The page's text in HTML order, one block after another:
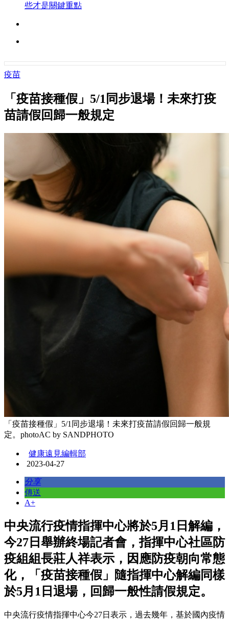
些才是關鍵重點
疫苗
「疫苗接種假」5/1同步退場！未來打疫
苗請假回歸一般規定
「疫苗接種假」5/1同步退場！未來打疫苗請假回歸一般規
定。photoAC by SANDPHOTO
健康遠見編輯部
2023-04-27
分享
傳送
A+
中央流行疫情指揮中心將於5月1日解編，
今27日舉辦終場記者會，指揮中心社區防
疫組組長莊人祥表示，因應防疫朝向常態
化，「疫苗接種假」隨指揮中心解編同樣
於5月1日退場，回歸一般性請假規定。
中央流行疫情指揮中心今27日表示，過去幾年，基於國內疫情